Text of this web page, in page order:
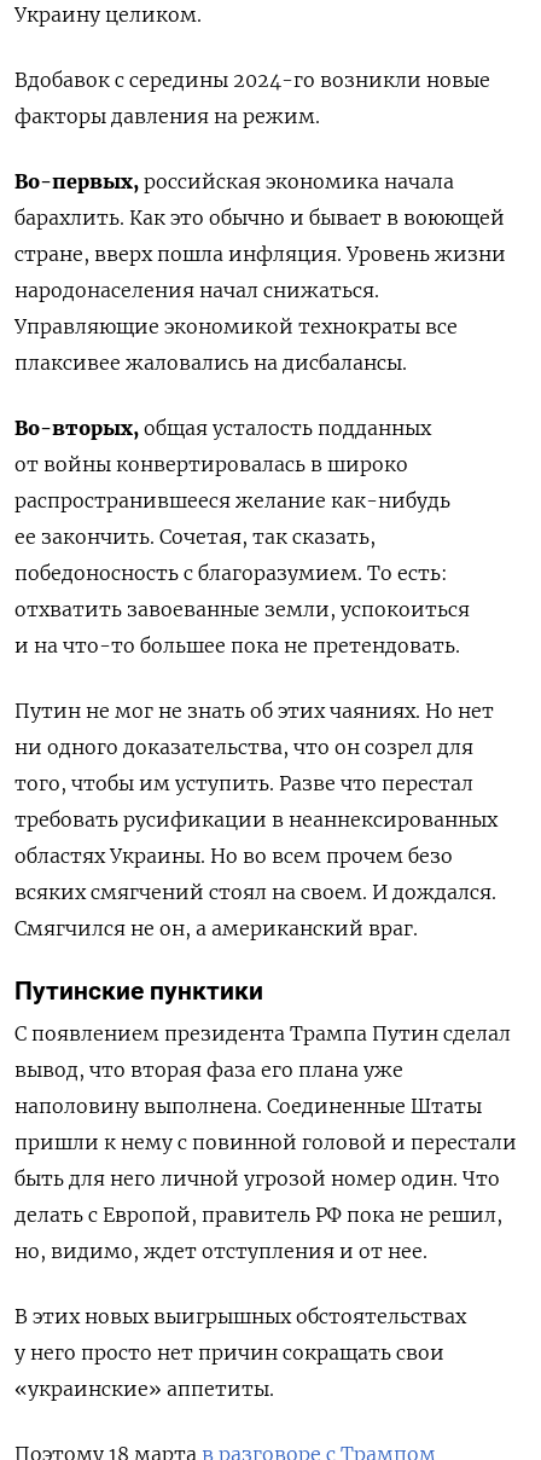
Украину целиком.
Вдобавок с середины 2024-го возникли новые
факторы давления на режим.
Во-первых, российская экономика начала
барахлить. Как это обычно и бывает в воюющей
стране, вверх пошла инфляция. Уровень жизни
народонаселения начал снижаться.
Управляющие экономикой технократы все
плаксивее жаловались на дисбалансы.
Во-вторых, общая усталость подданных
от войны конвертировалась в широко
распространившееся желание как-нибудь
ее закончить. Сочетая, так сказать,
победоносность с благоразумием. То есть:
отхватить завоеванные земли, успокоиться
и на что-то большее пока не претендовать.
Путин не мог не знать об этих чаяниях. Но нет
ни одного доказательства, что он созрел для
того, чтобы им уступить. Разве что перестал
требовать русификации в неаннексированных
областях Украины. Но во всем прочем безо
всяких смягчений стоял на своем. И дождался.
Смягчился не он, а американский враг.
Путинские пунктики
С появлением президента Трампа Путин сделал
вывод, что вторая фаза его плана уже
наполовину выполнена. Соединенные Штаты
пришли к нему с повинной головой и перестали
быть для него личной угрозой номер один. Что
делать с Европой, правитель РФ пока не решил,
но, видимо, ждет отступления и от нее.
В этих новых выигрышных обстоятельствах
у него просто нет причин сокращать свои
«украинские» аппетиты.
Поэтому 18 марта в разговоре с Трампом